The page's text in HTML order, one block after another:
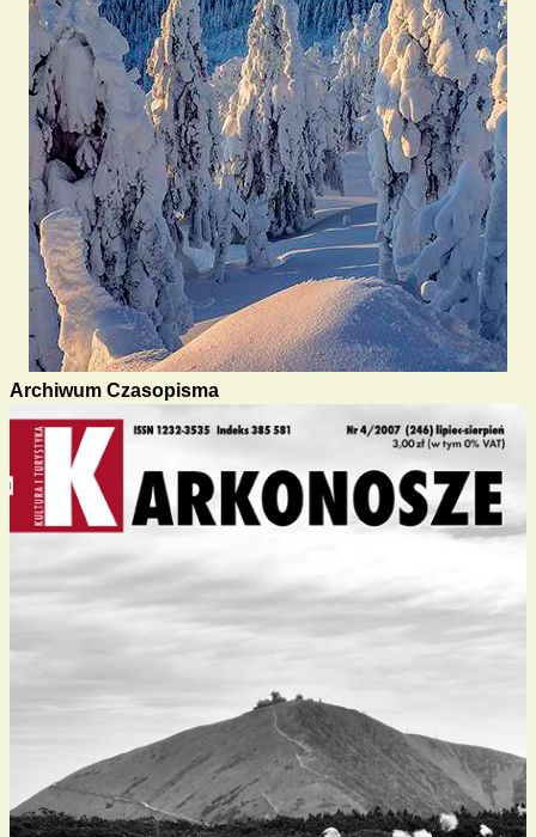
Archiwum Czasopisma